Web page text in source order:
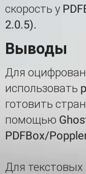
скорость у
2.0.5).
Выводы
Для
использовать
готовить
помощью
PDFBox/
Для текстовых